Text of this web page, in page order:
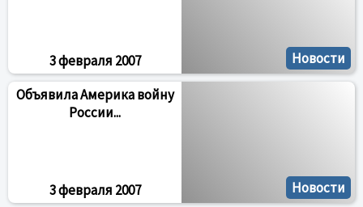
Новости
3 февраля 2007
Новости
Объявила Америка войну
России...
3 февраля 2007